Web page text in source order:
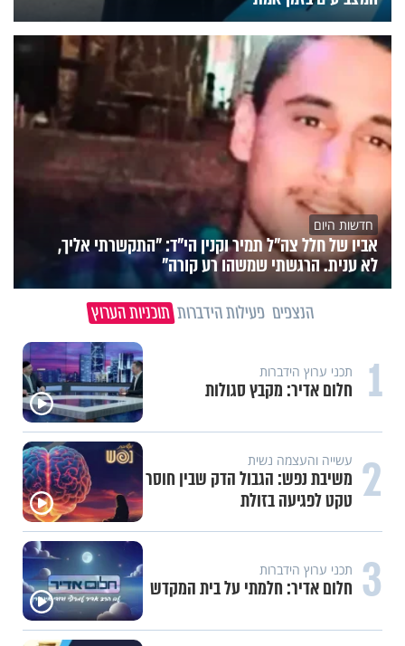
חדשות היום
אביו של חלל צה"ל תמיר וקנין הי"ד: "התקשרתי אליך,
לא ענית. הרגשתי שמשהו רע קורה"
הנצפים פעילות הידברות תוכניות הערוץ
1 תכני ערוץ הידברות
חלום אדיר: מקבץ סגולות
2 עשייה והעצמה נשית
משיבת נפש: הגבול הדק שבין חוסר
טקט לפגיעה בזולת
3 תכני ערוץ הידברות
חלום אדיר: חלמתי על בית המקדש